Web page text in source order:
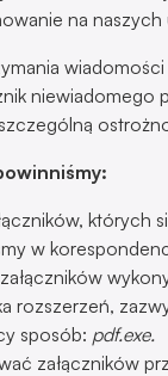
na
niewiadomego
których
w
rozszerzeń,
sposób: pdf.exe.
załączników